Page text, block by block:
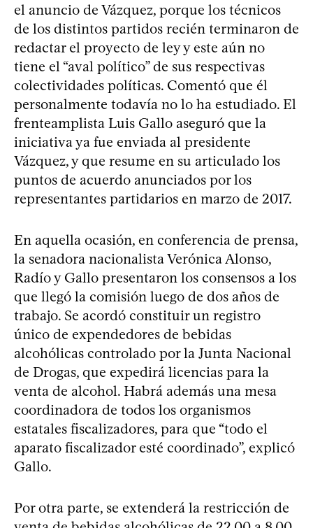
el anuncio de Vázquez, porque los técnicos
de los distintos partidos recién terminaron de
redactar el proyecto de ley y este aún no
tiene el “aval político” de sus respectivas
colectividades políticas. Comentó que él
personalmente todavía no lo ha estudiado. El
frenteamplista Luis Gallo aseguró que la
iniciativa ya fue enviada al presidente
Vázquez, y que resume en su articulado los
puntos de acuerdo anunciados por los
representantes partidarios en marzo de 2017.
En aquella ocasión, en conferencia de prensa,
la senadora nacionalista Verónica Alonso,
Radío y Gallo presentaron los consensos a los
que llegó la comisión luego de dos años de
trabajo. Se acordó constituir un registro
único de expendedores de bebidas
alcohólicas controlado por la Junta Nacional
de Drogas, que expedirá licencias para la
venta de alcohol. Habrá además una mesa
coordinadora de todos los organismos
estatales fiscalizadores, para que “todo el
aparato fiscalizador esté coordinado”, explicó
Gallo.
Por otra parte, se extenderá la restricción de